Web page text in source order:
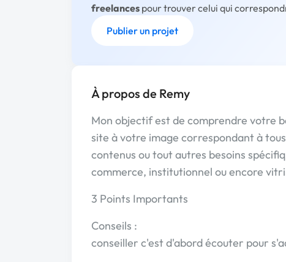
freelances pour trouver celui qui
Publier un projet
À propos de Remy
Mon objectif est de comprendre votre
site à votre image correspondant à
contenus ou tout autres besoins
commerce, institutionnel ou encore
3 Points Importants
Conseils :
conseiller c'est d'abord écouter pour